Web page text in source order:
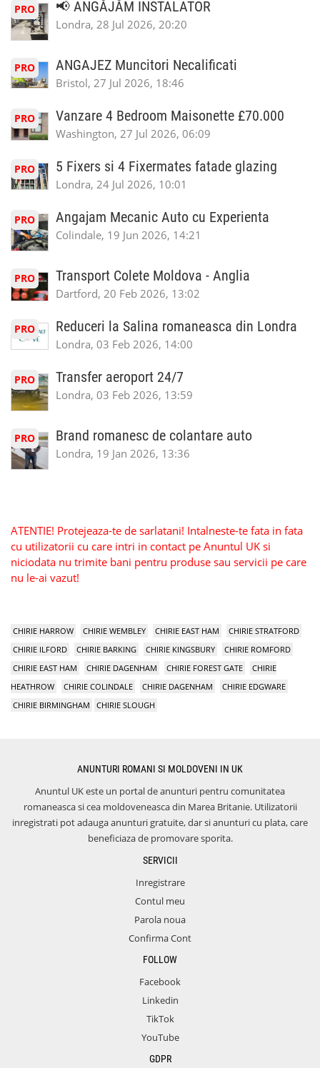
PRO 📢 ANGĂJĂM INSTALATOR
Londra, 28 Jul 2026, 20:20
PRO ANGAJEZ Muncitori Necalificati
Bristol, 27 Jul 2026, 18:46
PRO Vanzare 4 Bedroom Maisonette £70.000
Washington, 27 Jul 2026, 06:09
PRO 5 Fixers si 4 Fixermates fatade glazing
Londra, 24 Jul 2026, 10:01
PRO Angajam Mecanic Auto cu Experienta
Colindale, 19 Jun 2026, 14:21
PRO Transport Colete Moldova - Anglia
Dartford, 20 Feb 2026, 13:02
PRO Reduceri la Salina romaneasca din Londra
Londra, 03 Feb 2026, 14:00
PRO Transfer aeroport 24/7
Londra, 03 Feb 2026, 13:59
PRO Brand romanesc de colantare auto
Londra, 19 Jan 2026, 13:36
ATENTIE! Protejeaza-te de sarlatani! Intalneste-te fata in fata
cu utilizatorii cu care intri in contact pe Anuntul UK si
niciodata nu trimite bani pentru produse sau servicii pe care
nu le-ai vazut!
CHIRIE HARROW CHIRIE WEMBLEY CHIRIE EAST HAM
CHIRIE STRATFORD
CHIRIE ILFORD
CHIRIE BARKING CHIRIE KINGSBURY
CHIRIE ROMFORD
CHIRIE EAST HAM
CHIRIE DAGENHAM CHIRIE FOREST GATE
CHIRIE
HEATHROW
CHIRIE COLINDALE CHIRIE DAGENHAM
CHIRIE EDGWARE
CHIRIE BIRMINGHAM
CHIRIE SLOUGH
ANUNTURI ROMANI SI MOLDOVENI IN UK
Anuntul UK este un portal de anunturi pentru comunitatea
romaneasca si cea moldoveneasca din Marea Britanie. Utilizatorii
inregistrati pot adauga anunturi gratuite, dar si anunturi cu plata, care
beneficiaza de promovare sporita.
SERVICII
Inregistrare
Contul meu
Parola noua
Confirma Cont
FOLLOW
Facebook
Linkedin
TikTok
YouTube
GDPR